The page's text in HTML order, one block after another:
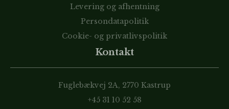
Levering og afhentning
Persondatapolitik
Cookie- og privatlivspolitik
Kontakt
Fuglebækvej 2A, 2770 Kastrup
+45 31 10 52 58